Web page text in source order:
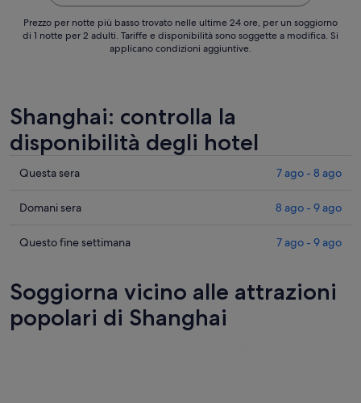
Prezzo per notte più basso trovato nelle ultime 24 ore, per un soggiorno
di 1 notte per 2 adulti. Tariffe e disponibilità sono soggette a modifica. Si
applicano condizioni aggiuntive.
Shanghai: controlla la
disponibilità degli hotel
Cerca
prezzi
Shanghai
7
ago
-
Questa sera 7 ago - 8 ago
Cerca
prezzi
per
domani
notte,
Domani sera 8 ago - 9 ago
Cerca
a
Shanghai
per
Questo fine settimana 7 ago - 9 ago
Soggiorna vicino alle attrazioni
popolari di Shanghai